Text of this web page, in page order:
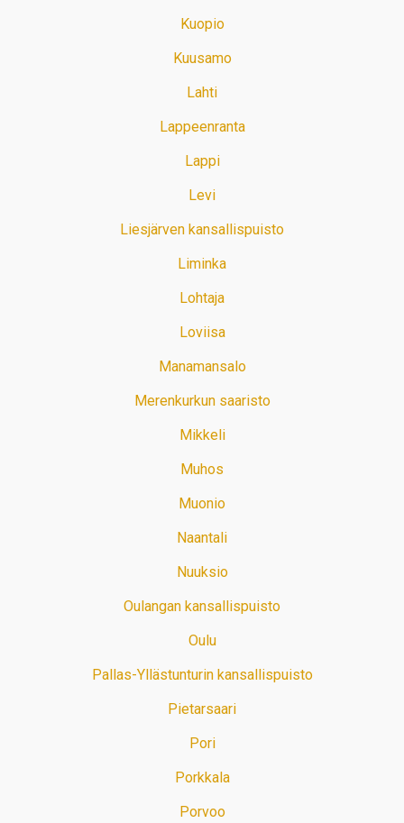
Kuopio
Kuusamo
Lahti
Lappeenranta
Lappi
Levi
Liesjärven kansallispuisto
Liminka
Lohtaja
Loviisa
Manamansalo
Merenkurkun saaristo
Mikkeli
Muhos
Muonio
Naantali
Nuuksio
Oulangan kansallispuisto
Oulu
Pallas-Yllästunturin kansallispuisto
Pietarsaari
Pori
Porkkala
Porvoo